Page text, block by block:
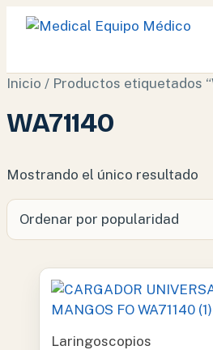
Ir
contenido
Inicio / Productos etiquetados
WA71140
Mostrando el único resultado
Laringoscopios